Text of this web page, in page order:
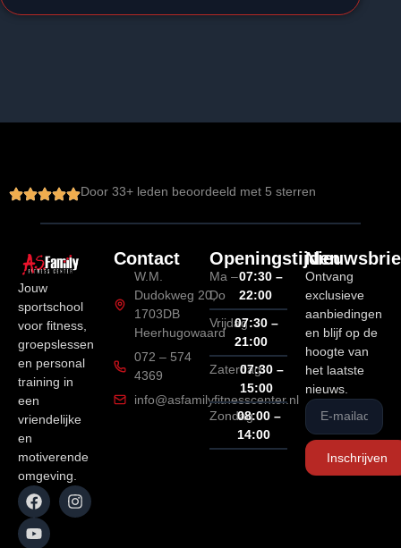
Door 33+ leden beoordeeld met 5 sterren
Jouw
sportschool
voor fitness,
groepslessen
en personal
training in
een
vriendelijke
en
motiverende
omgeving.
Contact
W.M.
Dudokweg 20,
1703DB
Heerhugowaard
072 – 574
4369
info@asfamilyfitnesscenter.nl
Openingstijden
Ma –
Do
07:30 –
22:00
Vrijdag07:30 –
21:00
Zaterdag07:30 –
15:00
Zondag08:00 –
14:00
Ontvang
exclusieve
aanbiedingen
en blijf op de
hoogte van
het laatste
nieuws.
Inschrijven